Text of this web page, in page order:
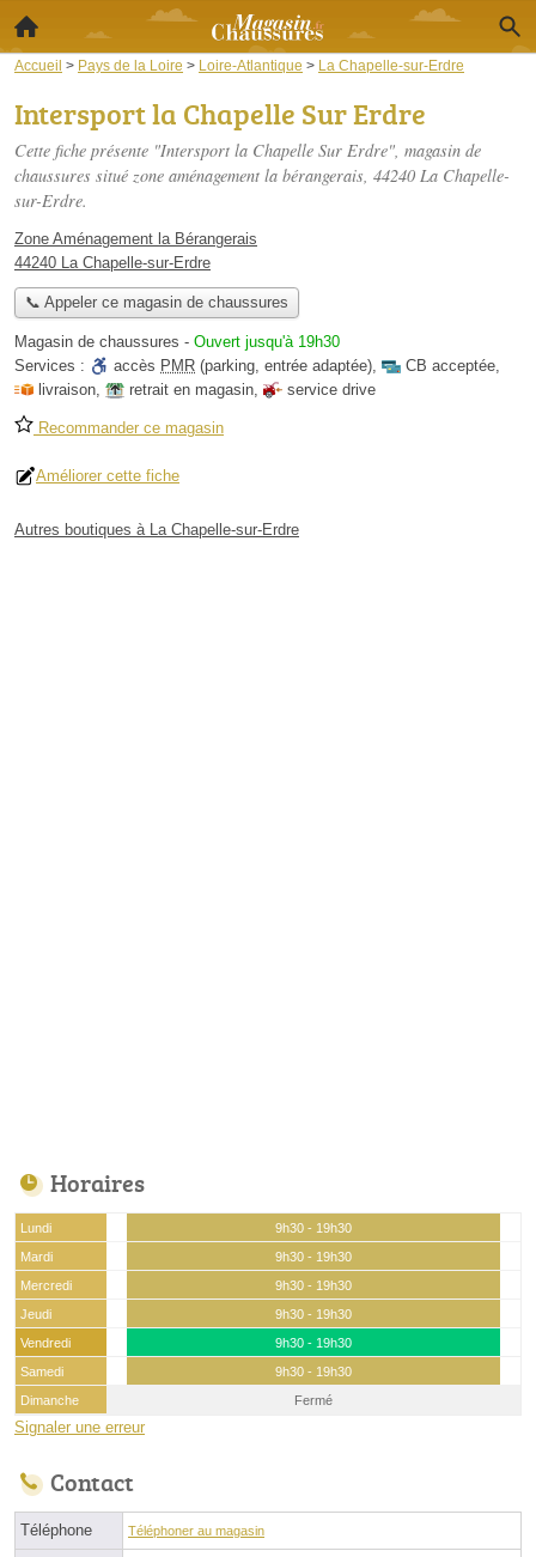
Accueil > Pays de la Loire > Loire-Atlantique > La Chapelle-sur-Erdre
Intersport la Chapelle Sur Erdre
Cette fiche présente "Intersport la Chapelle Sur Erdre", magasin de
chaussures situé zone aménagement la bérangerais, 44240 La Chapelle-
sur-Erdre.
Zone Aménagement la Bérangerais
44240 La Chapelle-sur-Erdre
📞 Appeler ce magasin de chaussures
Magasin de chaussures - Ouvert jusqu'à 19h30
Services :
accès PMR (parking, entrée adaptée), CB acceptée,
livraison, retrait en magasin, service drive
Recommander ce magasin
Améliorer cette fiche
Autres boutiques à La Chapelle-sur-Erdre
Horaires
Lundi
9h30 - 19h30
Mardi
9h30 - 19h30
Mercredi
9h30 - 19h30
Jeudi
9h30 - 19h30
Vendredi
9h30 - 19h30
Samedi
9h30 - 19h30
Dimanche
Fermé
Signaler une erreur
Contact
Téléphone Téléphoner au magasin